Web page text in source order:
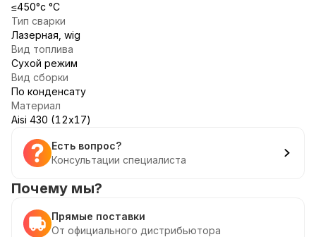
≤450°c °С
Тип сварки
Лазерная, wig
Вид топлива
Сухой режим
Вид сборки
По конденсату
Материал
Aisi 430 (12х17)
Есть вопрос?
Консультации специалиста
Почему мы?
Прямые поставки
От официального дистрибьютора